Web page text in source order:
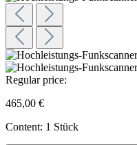
Regular price:
465,00 €
Content: 1 Stück